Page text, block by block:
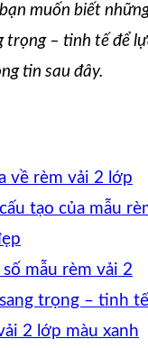
muốn biết
trọng – tinh tế để
tin sau đây.
về rèm vải 2 lớp
tạo của mẫu
mẫu rèm vải 2
trọng – tinh tế
2 lớp màu xanh